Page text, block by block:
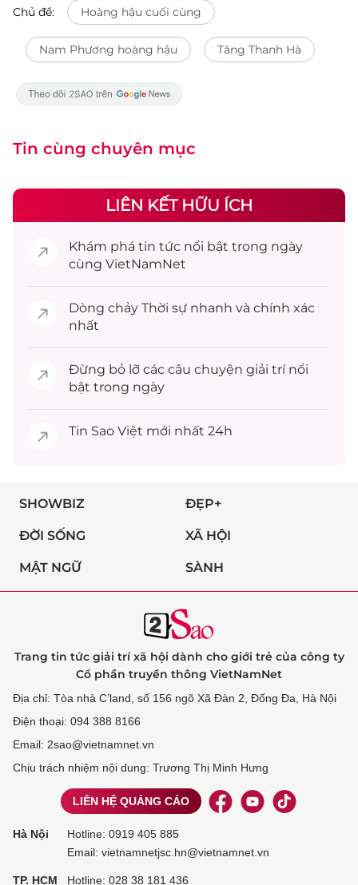
Chủ đề: Hoàng hậu cuối cùng
Nam Phương hoàng hậu ​​​​​​​Tăng Thanh Hà
Tin cùng chuyên mục
LIÊN KẾT HỮU ÍCH
Khám phá tin tức nổi bật trong ngày
cùng VietNamNet
Dòng chảy Thời sự nhanh và chính xác
nhất
Đừng bỏ lỡ các câu chuyện giải trínổi
bật trong ngày
Tin Sao Việt mới nhất 24h
SHOWBIZ ĐẸP+
ĐỜI SỐNG XÃ HỘI
MẬT NGỮ SÀNH
Trang tin tức giải trí xã hội dành cho giới trẻ của công ty
Cổ phần truyền thông VietNamNet
Địa chỉ: Tòa nhà C’land, số 156 ngõ Xã Đàn 2, Đống Đa, Hà Nội
Điện thoại: 094 388 8166
Email: 2sao@vietnamnet.vn
Chịu trách nhiệm nội dung: Trương Thị Minh Hưng
LIÊN HỆ QUẢNG CÁO
Hà Nội Hotline: 0919 405 885
Email: vietnamnetjsc.hn@vietnamnet.vn
TP. HCM Hotline: 028 38 181 436